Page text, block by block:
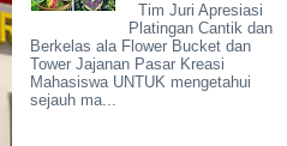
Tim Juri Apresiasi
Platingan Cantik dan
Berkelas ala Flower Bucket dan
Tower Jajanan Pasar Kreasi
Mahasiswa UNTUK mengetahui
sejauh ma...